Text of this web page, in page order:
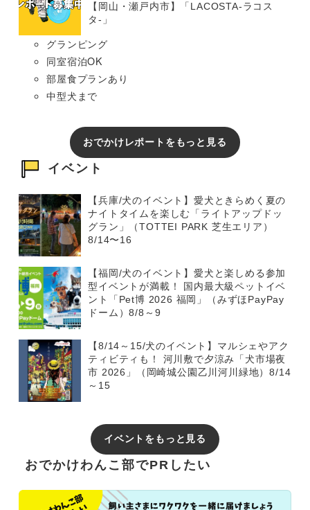
【岡山・瀬戸内市】「LACOSTA-ラコス
タ-」
グランピング
同室宿泊OK
部屋食プランあり
中型犬まで
おでかけレポートをもっと見る
イベント
【兵庫/犬のイベント】愛犬ときらめく夏の
ナイトタイムを楽しむ「ライトアップドッ
グラン」（TOTTEI PARK 芝生エリア）
8/14〜16
【福岡/犬のイベント】愛犬と楽しめる参加
型イベントが満載！ 国内最大級ペットイベ
ント「Pet博 2026 福岡」（みずほPayPay
ドーム）8/8～9
【8/14～15/犬のイベント】マルシェやアク
ティビティも！ 河川敷で夕涼み「犬市場夜
市 2026」（岡崎城公園乙川河川緑地）8/14
～15
イベントをもっと見る
おでかけわんこ部でPRしたい